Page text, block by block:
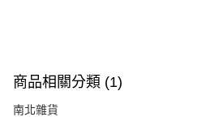
商品相關分類 (1)
南北雜貨